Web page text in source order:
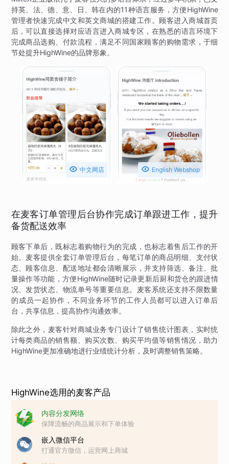
持英、法、德、意、日、韩在内的11种语言服务，方便HighWine
管理者快速完成中文和英文商城的搭建工作。顾客进入商城首页
后，可以直接选择对应语言进入商城专区，在熟悉的语言环境下
完成商品选购、付款流程，满足不同国家顾客的购物需求，于细
节处提升HighWine的品牌形象。
 中文网店  English Webshop
在麦客订单管理后台协作完成订单跟进工作，提升
备货配送效率
顾客下单后，既标志着购物行为的完成，也标志着售后工作的开
始。麦客提供全套订单管理后台，每笔订单的商品明细、支付状
态、顾客信息、配送地址都会清晰展示，并支持筛选、备注、批
量操作等功能，方便HighWine随时记录更新后厨和货仓的跟进情
况、发货状态、物流单号等重要信息。麦客系统还支持不限数量
的成员一起协作，不同业务环节的工作人员都可以进入订单后
台，共享信息，提高协作沟通效率。
除此之外，麦客针对商城业务专门设计了销售统计图表，实时统
计每类商品的销售额、购买次数、购买平均值等销售情况，助力
HighWine更加准确地进行业绩统计分析，及时调整销售策略。
HighWine选用的麦客产品
内容分发网络
保障流畅的商品展示和下单体验
嵌入微信平台
打通官方微信，运营网上商城